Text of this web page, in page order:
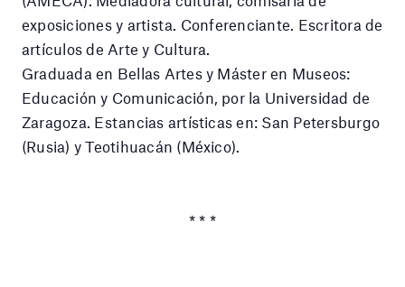
exposiciones y artista. Conferenciante. Escritora de
artículos de Arte y Cultura.
Graduada en Bellas Artes y Máster en Museos:
Educación y Comunicación, por la Universidad de
Zaragoza. Estancias artísticas en: San Petersburgo
(Rusia) y Teotihuacán (México).
* * *